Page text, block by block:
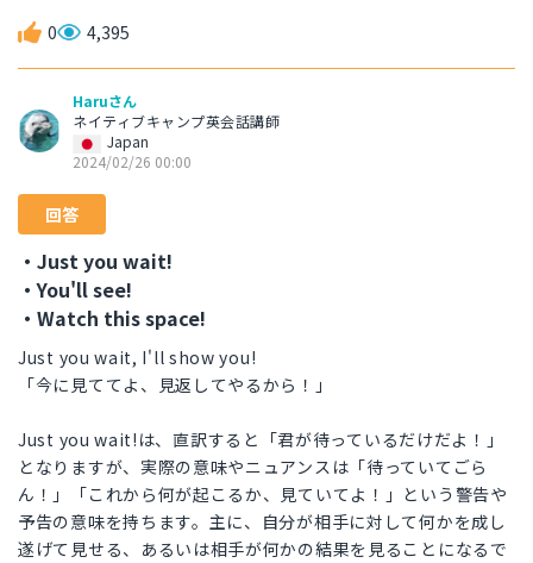
0 4,395
Haruさん
ネイティブキャンプ英会話講師
Japan
2024/02/26 00:00
回答
・Just you wait!
・You'll see!
・Watch this space!
Just you wait, I'll show you!
「今に見ててよ、見返してやるから！」
Just you wait!は、直訳すると「君が待っているだけだよ！」
となりますが、実際の意味やニュアンスは「待っていてごら
ん！」「これから何が起こるか、見ていてよ！」という警告や
予告の意味を持ちます。主に、自分が相手に対して何かを成し
遂げて見せる、あるいは相手が何かの結果を見ることになるで